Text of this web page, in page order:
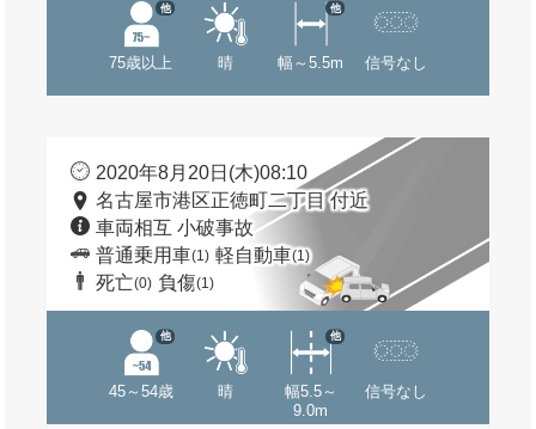
75歳以上
他
晴 幅～5.5m
他
信号なし
2020年8月20日(木)08:10
名古屋市港区正徳町二丁目 付近
車両相互 小破事故
普通乗用車(1) 軽自動車(1)
死亡(0) 負傷(1)
45～54歳
他
晴
幅5.5～
9.0m
他
信号なし